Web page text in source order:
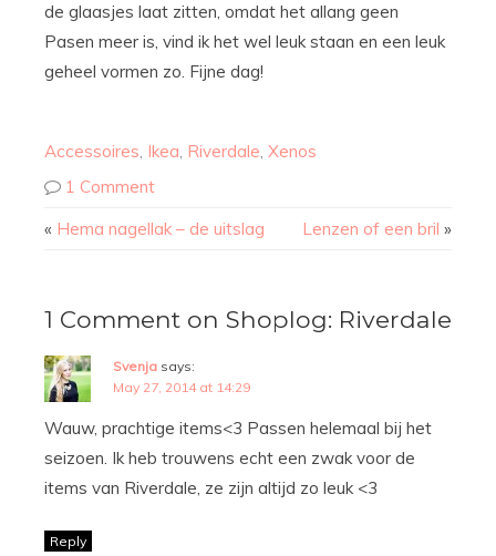
de glaasjes laat zitten, omdat het allang geen
Pasen meer is, vind ik het wel leuk staan en een leuk
geheel vormen zo. Fijne dag!
Accessoires, Ikea, Riverdale, Xenos
1 Comment
« Hema nagellak – de uitslag Lenzen of een bril »
1 Comment on Shoplog: Riverdale
Svenja says:
May 27, 2014 at 14:29
Wauw, prachtige items<3 Passen helemaal bij het
seizoen. Ik heb trouwens echt een zwak voor de
items van Riverdale, ze zijn altijd zo leuk <3
Reply